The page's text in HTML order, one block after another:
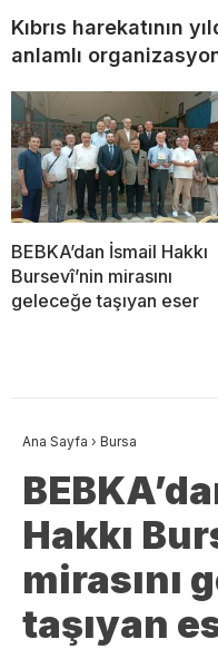
Kıbrıs harekatının
anlamlı
BEBKA’dan İsmail Hakkı
Bursevî’nin mirasını
geleceğe taşıyan eser
Ana Sayfa › Bursa
Hakkı
mirasını
taşıyan